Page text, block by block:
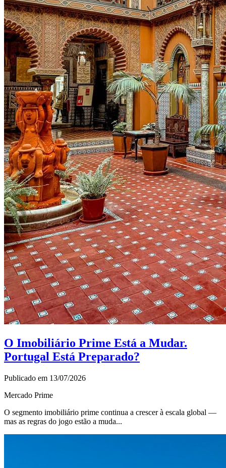
O Imobiliário Prime Está a Mudar.
Portugal Está Preparado?
Publicado em 13/07/2026
Mercado Prime
O segmento imobiliário prime continua a crescer à escala global —
mas as regras do jogo estão a muda...